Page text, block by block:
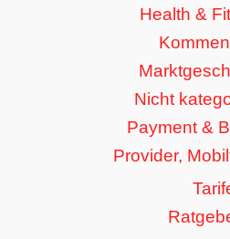
Health &
Nicht
Payment &
Provider,